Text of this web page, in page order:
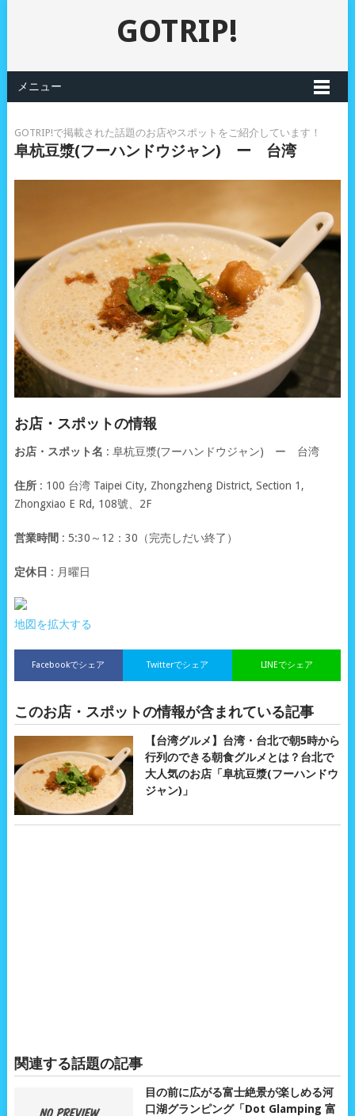
GOTRIP!
メニュー
GOTRIP!で掲載された話題のお店やスポットをご紹介しています！
阜杭豆漿(フーハンドウジャン) ー 台湾
お店・スポットの情報
お店・スポット名 : 阜杭豆漿(フーハンドウジャン) ー 台湾
住所: 100 台湾 Taipei City, Zhongzheng District, Section 1,
Zhongxiao E Rd, 108號、2F
営業時間 : 5:30～12：30（完売しだい終了）
定休日 : 月曜日
地図を拡大する
Facebookでシェア LINEでシェア
Twitterでシェア
このお店・スポットの情報が含まれている記事
【台湾グルメ】台湾・台北で朝5時から
行列のできる朝食グルメとは？台北で
大人気のお店「阜杭豆漿(フーハンドウ
ジャン)」
関連する話題の記事
目の前に広がる富士絶景が楽しめる河
口湖グランピング「Dot Glamping 富